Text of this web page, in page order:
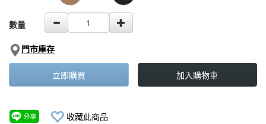
數量
門市庫存
立即購買 加入購物車
收藏此商品